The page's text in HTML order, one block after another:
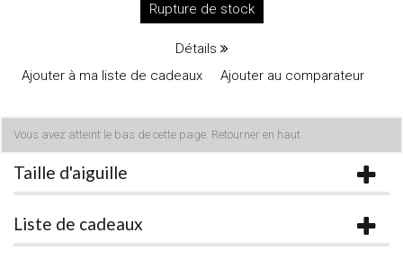
Rupture de stock
Détails
Ajouter à ma liste de cadeaux
Ajouter au comparateur
Vous avez atteint le bas de cette page. Retourner en haut
Taille d'aiguille
Liste de cadeaux